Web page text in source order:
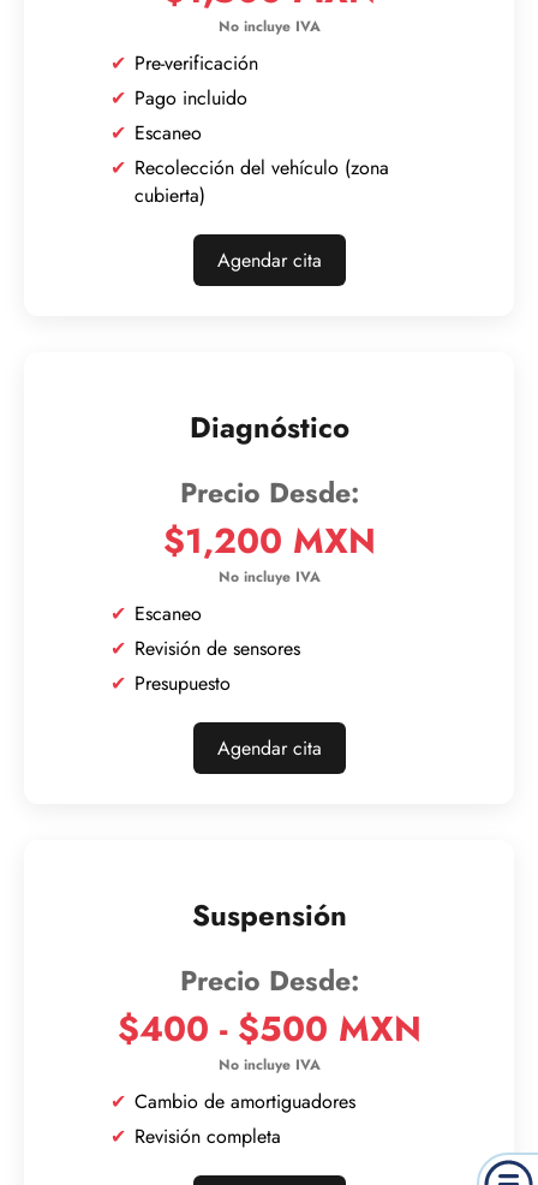
Pre-verificación
Pago incluido
Escaneo
Recolección del vehículo (zona
cubierta)
Agendar cita
Diagnóstico
$1,200 MXN
Escaneo
Revisión de sensores
Presupuesto
Agendar cita
Suspensión
$400 - $500 MXN
Cambio de amortiguadores
Revisión completa